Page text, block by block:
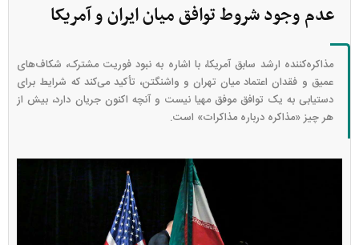
عدم وجود شروط توافق میان ایران و آمریکا
مذاکره‌کننده ارشد سابق آمریکا، با اشاره به نبود فوریت مشترک، شکاف‌های
عمیق و فقدان اعتماد میان تهران و واشنگتن، تأکید می‌کند که شرایط برای
دستیابی به یک توافق موفق مهیا نیست و آنچه اکنون جریان دارد، بیش از
هر چیز «مذاکره درباره مذاکرات» است.